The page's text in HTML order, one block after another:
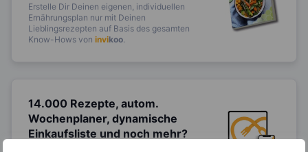
Erstelle Dir Deinen eigenen, individuellen
Ernährungsplan nur mit Deinen
Lieblingsrezepten auf Basis des gesamten
Know-Hows von invikoo
14.000 Rezepte, autom.
Wochenplaner, dynamische
Einkaufsliste und noch mehr?